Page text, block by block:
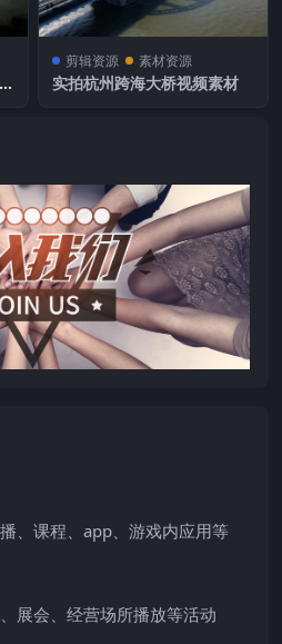
剪辑资源 素材资源
实拍杭州跨海大桥视频素材
、课程、app、游戏内应用等
展会、经营场所播放等活动